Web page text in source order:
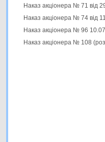
Наказ акціонера № 71 від
Наказ акціонера № 74 від
Наказ акціонера № 96
Наказ акціонера № 108